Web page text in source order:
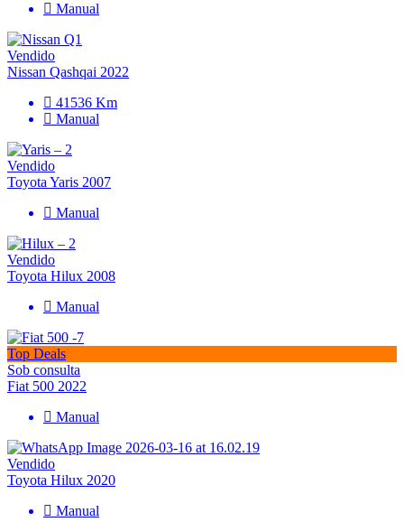
Manual
Vendido
Nissan Qashqai 2022
41536 Km
Manual
Vendido
Toyota Yaris 2007
Manual
Vendido
Toyota Hilux 2008
Manual
Top Deals
Sob consulta
Fiat 500 2022
Manual
Vendido
Toyota Hilux 2020
Manual